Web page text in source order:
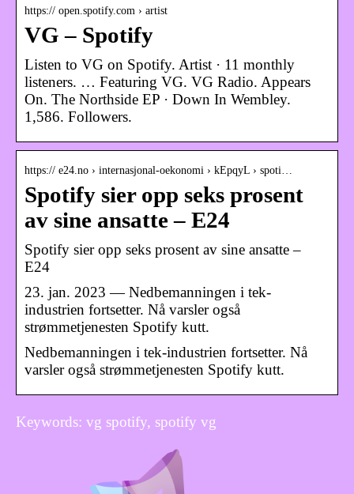
https:// open.spotify.com › artist
VG – Spotify
Listen to VG on Spotify. Artist · 11 monthly
listeners. … Featuring VG. VG Radio. Appears
On. The Northside EP · Down In Wembley.
1,586. Followers.
https:// e24.no › internasjonal-oekonomi › kEpqyL › spoti…
Spotify sier opp seks prosent
av sine ansatte – E24
Spotify sier opp seks prosent av sine ansatte –
E24
23. jan. 2023 — Nedbemanningen i tek-
industrien fortsetter. Nå varsler også
strømmetjenesten Spotify kutt.
Nedbemanningen i tek-industrien fortsetter. Nå
varsler også strømmetjenesten Spotify kutt.
Keywords: vg spotify, spotify vg